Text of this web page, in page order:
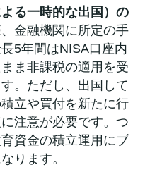
る一時的な出国）の
金融機関に所定の手
5年間はNISA口座内
ま非課税の適用を受
。ただし、出国して
立や買付を新たに行
注意が必要です。つ
資金の積立運用にブ
ります。